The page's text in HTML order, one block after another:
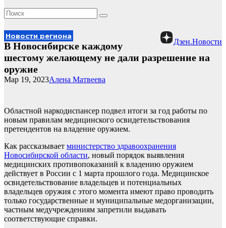
Дзен.Новости
Новости региона
В Новосибирске каждому
шестому желающему не дали разрешение на
оружие
Алена Матвеева
Мар 19, 2023
Областной наркодиспансер подвел итоги за год работы по
новым правилам медицинского освидетельствования
претендентов на владение оружием.
Как рассказывает министерство здравоохранения
Новосибирской области, новый порядок выявления
медицинских противопоказаний к владению оружием
действует в России с 1 марта прошлого года. Медицинское
освидетельствование владельцев и потенциальных
владельцев оружия с этого момента имеют право проводить
только государственные и муниципальные медорганизации,
частным медучреждениям запретили выдавать
соответствующие справки.